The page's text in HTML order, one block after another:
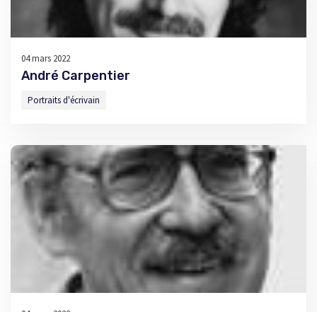
04 mars 2022
André Carpentier
Portraits d'écrivain